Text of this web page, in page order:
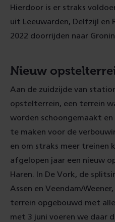
Hierdoor is er straks
uit Leeuwarden, Delfzijl en
2022 doorrijden naar
Nieuw
Aan de zuidzijde van
opstelterrein, een terrein
worden schoongemaakt
te maken voor de
en om straks meer treinen
afgelopen jaar een nieuw
Haren. In De Vork, de
Assen en Veendam/
terrein opgebouwd met
met 3 juni voeren we daar